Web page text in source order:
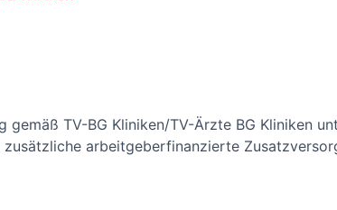
TV-BG Kliniken/TV-Ärzte BG Kliniken
arbeitgeberfinanzierte